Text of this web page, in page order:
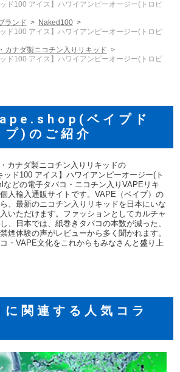
ド100 アイス】ハワイアンピーオージー(トロピ
ランド
Naked100
ド100 アイス】ハワイアンピーオージー(トロピ
カナダ製ニコチン入りリキッド
ド100 アイス】ハワイアンピーオージー(トロピ
ベイプド
プ)のご紹介
カナダ製ニコチン入りリキッドの
ッド100 アイス】ハワイアンピーオージー(ト
などの電子タバコ・ニコチン入りVAPEリキ
人輸入通販サイトです。VAPE（ベイプ）の
、最新のニコチン入りリキッドを日本にいな
いただけます。ファッションとしてカルチャ
、日本では、紙巻きタバコの本数が減った、
煙体験の声がレビューから多く聞かれます。
・VAPE文化をこれからもみなさんと盛り上
に関連する人気コラ